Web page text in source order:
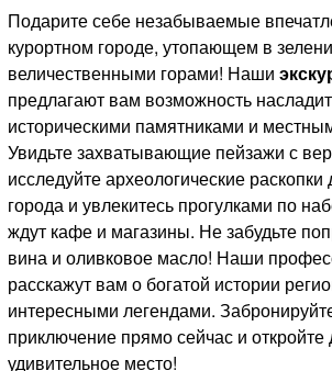
Подарите себе незабываемые
курортном городе, утопающем в
величественными горами! Наши
предлагают вам возможность
историческими памятниками и
Увидьте захватывающие пейзажи с
исследуйте археологические раскопки
города и увлекитесь прогулками по
ждут кафе и магазины. Не забудьте
вина и оливковое масло! Наши
расскажут вам о богатой истории
интересными легендами.
приключение прямо сейчас и откройте
удивительное место!